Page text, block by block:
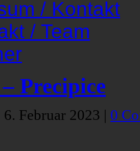
/ Kontakt
/ Team
Precipice
6. Februar 2023 | 0